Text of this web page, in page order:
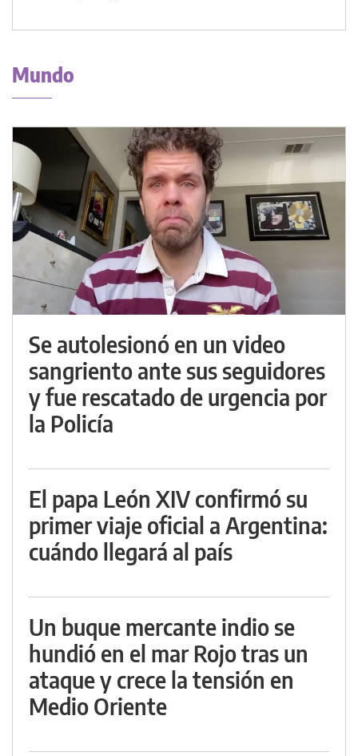
Mundo
Se autolesionó en un video
sangriento ante sus seguidores
y fue rescatado de urgencia por
la Policía
El papa León XIV confirmó su
primer viaje oficial a Argentina:
cuándo llegará al país
Un buque mercante indio se
hundió en el mar Rojo tras un
ataque y crece la tensión en
Medio Oriente